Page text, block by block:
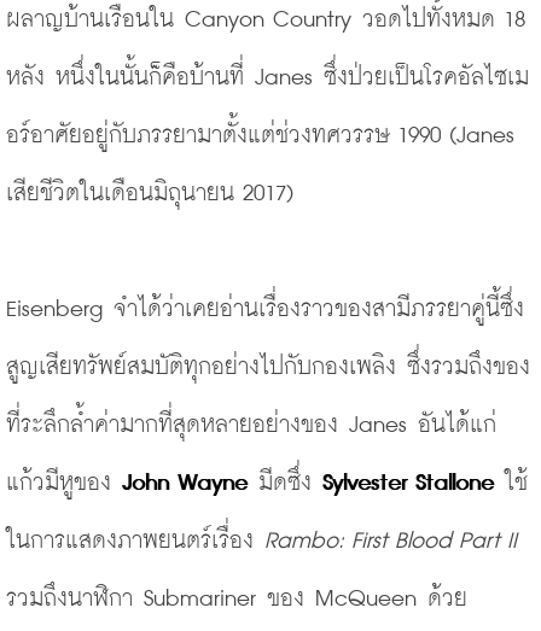
ผลาญบ้านเรือนใน Canyon Country วอดไปทั้งหมด 18
หลัง หนึ่งในนั้นก็คือบ้านที่ Janes ซึ่งป่วยเป็นโรคอัลไซเม
อร์อาศัยอยู่กับภรรยามาตั้งแต่ช่วงทศวรรษ 1990 (Janes
เสียชีวิตในเดือนมิถุนายน 2017)
Eisenberg จำได้ว่าเคยอ่านเรื่องราวของสามีภรรยาคู่นี้ซึ่ง
สูญเสียทรัพย์สมบัติทุกอย่างไปกับกองเพลิง ซึ่งรวมถึงของ
ที่ระลึกล้ำค่ามากที่สุดหลายอย่างของ Janes อันได้แก่
แก้วมีหูของ John Wayne มีดซึ่ง Sylvester Stallone ใช้
ในการแสดงภาพยนตร์เรื่อง Rambo: First Blood Part II
รวมถึงนาฬิกา Submariner ของ McQueen ด้วย